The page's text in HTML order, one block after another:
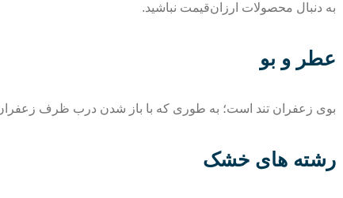
به دنبال محصولات ارزان‌قیمت نباشید.
عطر و بو
بوی زعفران تند است؛ به طوری که با باز شدن درب ظرف
رشته های خشک